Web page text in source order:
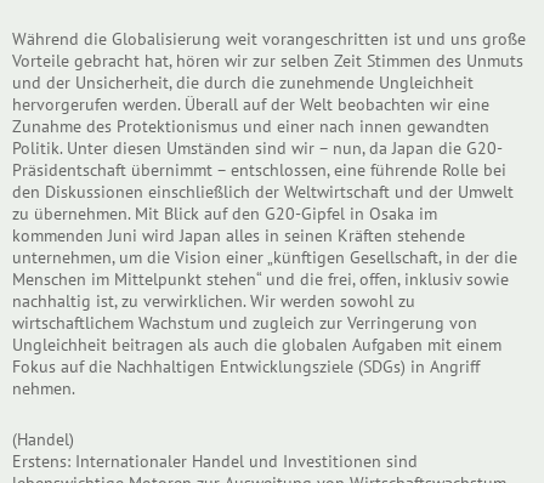
Während die Globalisierung weit vorangeschritten ist und uns große
Vorteile gebracht hat, hören wir zur selben Zeit Stimmen des Unmuts
und der Unsicherheit, die durch die zunehmende Ungleichheit
hervorgerufen werden. Überall auf der Welt beobachten wir eine
Zunahme des Protektionismus und einer nach innen gewandten
Politik. Unter diesen Umständen sind wir – nun, da Japan die G20-
Präsidentschaft übernimmt – entschlossen, eine führende Rolle bei
den Diskussionen einschließlich der Weltwirtschaft und der Umwelt
zu übernehmen. Mit Blick auf den G20-Gipfel in Osaka im
kommenden Juni wird Japan alles in seinen Kräften stehende
unternehmen, um die Vision einer „künftigen Gesellschaft, in der die
Menschen im Mittelpunkt stehen“ und die frei, offen, inklusiv sowie
nachhaltig ist, zu verwirklichen. Wir werden sowohl zu
wirtschaftlichem Wachstum und zugleich zur Verringerung von
Ungleichheit beitragen als auch die globalen Aufgaben mit einem
Fokus auf die Nachhaltigen Entwicklungsziele (SDGs) in Angriff
nehmen.
(Handel)
Erstens: Internationaler Handel und Investitionen sind